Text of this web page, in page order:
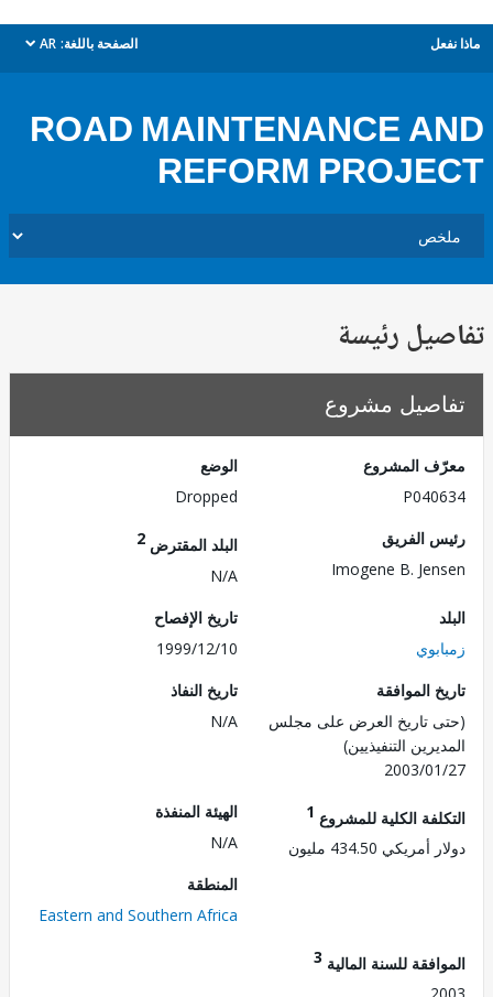
الصفحة باللغة: AR
dropdown
ROAD MAINTENANCE
REFORM
رئيسة
مشروع
المشروع
Dropped
الفريق
Imogene B.
البلد المقترض
تاريخ الإفصاح
1999/12/10
الموافقة
تاريخ العرض على مجلس
التنفيذيين)
2003/
تاريخ النفاذ
N/A
الكلية للمشروع1
434.50 مليون
الهيئة المنفذة
Eastern and Southern Africa
للسنة المالية3